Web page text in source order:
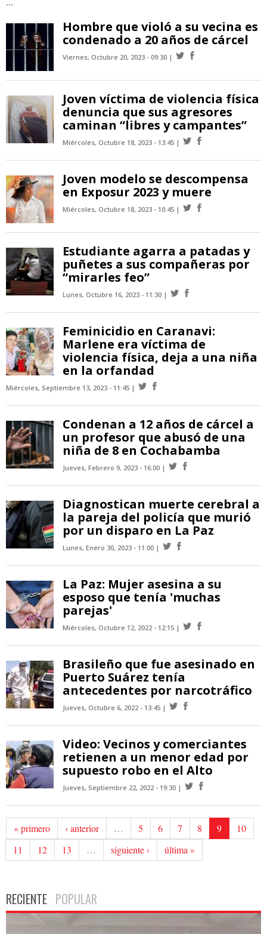
Hombre que violó a su vecina es
condenado a 20 años de cárcel
Viernes, Octubre 20, 2023 - 09:30
Joven víctima de violencia física
denuncia que sus agresores
caminan “libres y campantes”
Miércoles, Octubre 18, 2023 - 13:45
Joven modelo se descompensa
en Exposur 2023 y muere
Miércoles, Octubre 18, 2023 - 10:45
Estudiante agarra a patadas y
puñetes a sus compañeras por
“mirarles feo”
Lunes, Octubre 16, 2023 - 11:30
Feminicidio en Caranavi:
Marlene era víctima de
violencia física, deja a una niña
en la orfandad
Miércoles, Septiembre 13, 2023 - 11:45
Condenan a 12 años de cárcel a
un profesor que abusó de una
niña de 8 en Cochabamba
Jueves, Febrero 9, 2023 - 16:00
Diagnostican muerte cerebral a
la pareja del policía que murió
por un disparo en La Paz
Lunes, Enero 30, 2023 - 11:00
La Paz: Mujer asesina a su
esposo que tenía 'muchas
parejas'
Miércoles, Octubre 12, 2022 - 12:15
Brasileño que fue asesinado en
Puerto Suárez tenía
antecedentes por narcotráfico
Jueves, Octubre 6, 2022 - 13:45
Video: Vecinos y comerciantes
retienen a un menor edad por
supuesto robo en el Alto
Jueves, Septiembre 22, 2022 - 19:30
« primero ‹ anterior … 5 6 7 8 9
10
11
12 13 … siguiente › última »
RECIENTE POPULAR